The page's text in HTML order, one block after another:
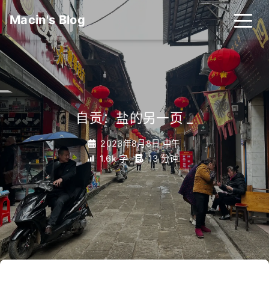
Macin's Blog
自贡：盐的另一页_
2023年8月8日 中午
1.6k 字
13 分钟